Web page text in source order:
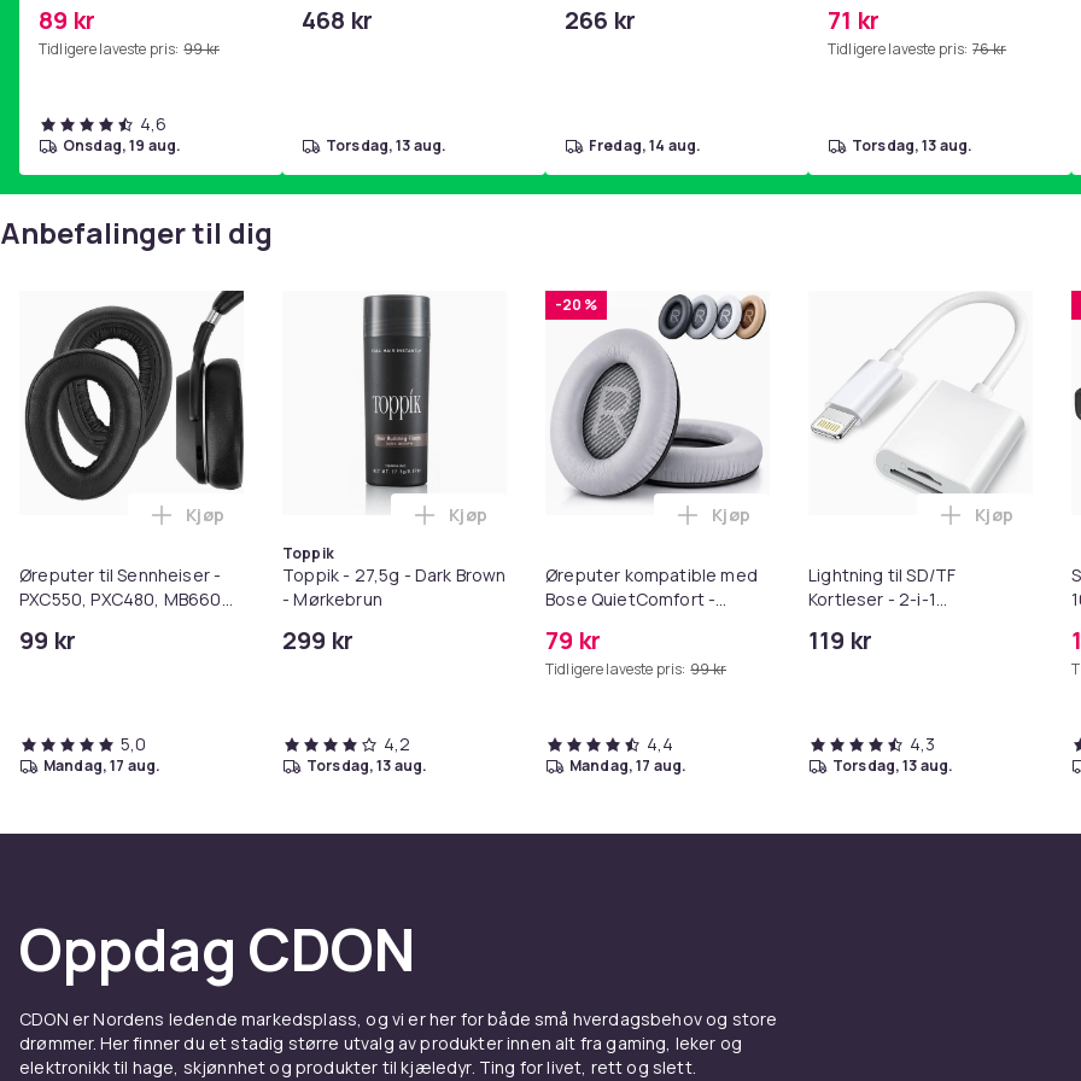
SoundLink Black
89 kr
Tidligere laveste pris: 99 kr
4,6
onsdag, 19 aug.
468 kr
torsdag, 13 aug.
yoga og
266 kr
fredag, 14 aug.
71 kr
Tidligere laveste pris: 76 kr
torsdag, 13 aug.
Anbefalinger til dig
Øreputer til Sennheiser -
PXC550, PXC480, MB660
99 kr
Legg Øreputer til Sennheiser - PXC550, PXC480, MB660 Hodetelefoner i handlekurven
Kjøp
5,0
mandag, 17 aug.
Toppik
Toppik - 27,5g - Dark Brown
- Mørkebrun
299 kr
Legg Toppik - 27,5g - Dark Brown - Mørkebrun i handlekurven
Kjøp
4,2
torsdag, 13 aug.
-20 %
Øreputer kompatible med
Bose QuietComfort -
Grå
79 kr
Tidligere laveste pris: 99 kr
Legg Øreputer kompatible med Bose
Kjøp
4,4
mandag, 17 aug.
Lightning til SD/TF
Kortleser - 2-i-1
iPhone/iPad
119 kr
Legg
Kjøp
4,3
torsdag, 13 aug.
Oppdag CDON
CDON er Nordens ledende markedsplass, og vi er her for både små hverdagsbehov og store
drømmer. Her finner du et stadig større utvalg av produkter innen alt fra gaming, leker og
elektronikk til hage, skjønnhet og produkter til kjæledyr. Ting for livet, rett og slett.